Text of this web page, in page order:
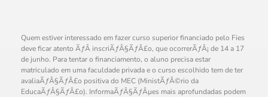
Quem estiver interessado em fazer curso superior financiado pelo Fies
deve ficar atento ÃƒÂ inscriÃƒÂ§ÃƒÂ£o, que ocorrerÃƒÂ¡ de 14 a 17
de junho. Para tentar o financiamento, o aluno precisa estar
matriculado em uma faculdade privada e o curso escolhido tem de ter
avaliaÃƒÂ§ÃƒÂ£o positiva do MEC (MinistÃƒÂ©rio da
EducaÃƒÂ§ÃƒÂ£o). InformaÃƒÂ§ÃƒÂµes mais aprofundadas podem